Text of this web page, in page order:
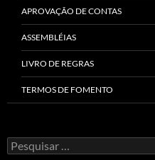
APROVAÇÃO DE CONTAS
ASSEMBLÉIAS
LIVRO DE REGRAS
TERMOS DE FOMENTO
Pesquisar
por: